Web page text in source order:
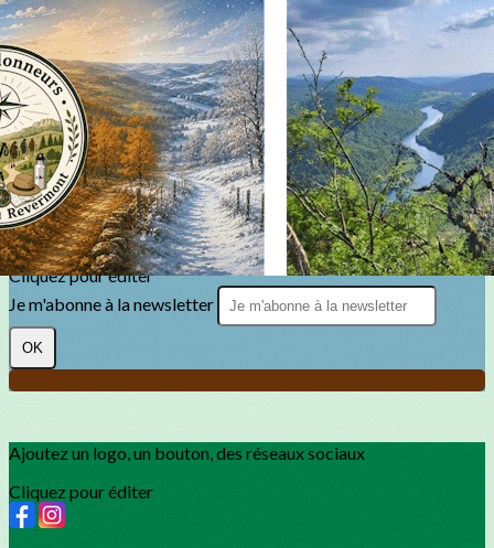
Exporter les lignes sélectionnées
Exporter toutes les colonnes
Exporter uniquement les colonnes affichées
Menu
?>
Images de la page d'accueil
Cliquez pour éditer
Texte, bouton et/ou inscription à la newsletter
Cliquez pour éditer
Je m'abonne à la newsletter
OK
Ajoutez un logo, un bouton, des réseaux sociaux
Cliquez pour éditer